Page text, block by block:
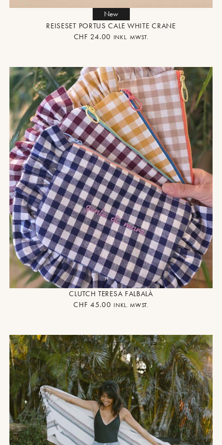
New
REISESET PORTUS CALE WHITE CRANE
CHF 24.00 INKL. MWST.
CLUTCH TERESA FALBALÀ
CHF 45.00 INKL. MWST.